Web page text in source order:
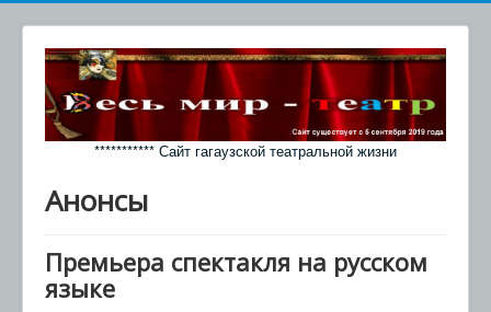
*********** Сайт гагаузской театральной жизни
Анонсы
Премьера спектакля на русском
языке